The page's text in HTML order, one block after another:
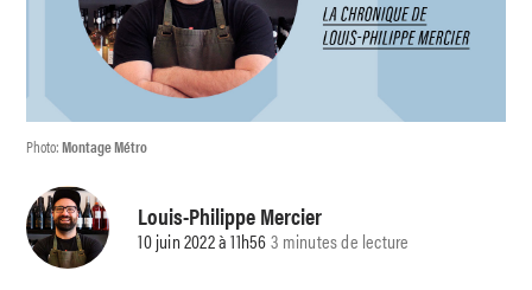
Photo:Montage Métro
Louis-Philippe Mercier
10 juin 2022 à 11h563 minutes de lecture